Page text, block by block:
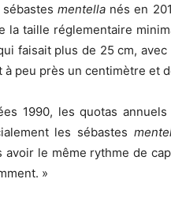
sébastes mentella nés en
la taille réglementaire
faisait plus de 25 cm,
peu près un centimètre et
1990, les quotas
les sébastes
avoir le même rythme de
»